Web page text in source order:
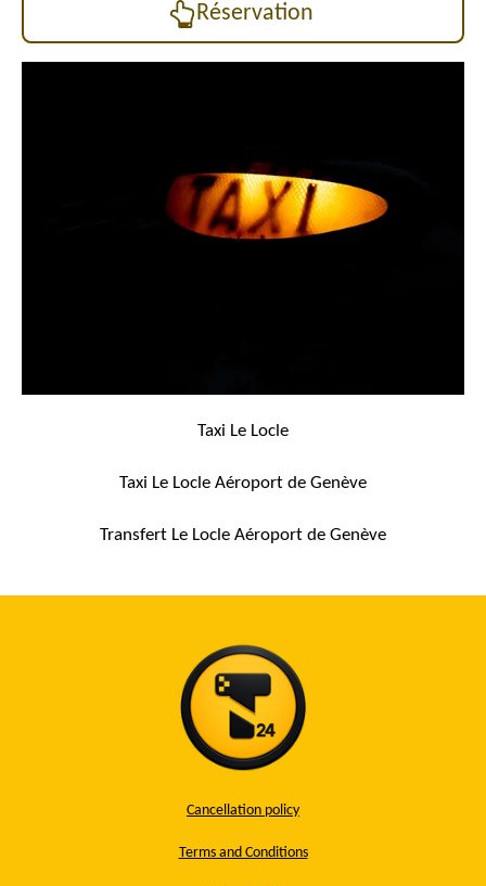
Réservation
Taxi Le Locle
Taxi Le Locle Aéroport de Genève
Transfert Le Locle Aéroport de Genève
Cancellation policy
Terms and Conditions